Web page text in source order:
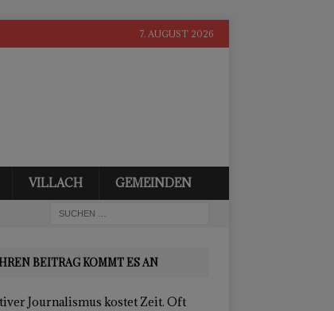
7. AUGUST 2026
VILLACH GEMEINDEN
BEITRAG KOMMT ES AN
Journalismus kostet Zeit. Oft